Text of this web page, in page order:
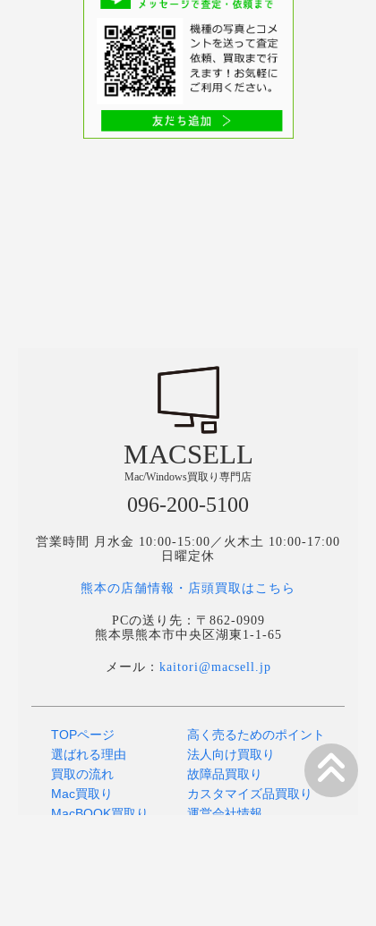
MACSELL
Mac/Windows買取り専門店
096-200-5100
営業時間 月水金 10:00-15:00／火木土 10:00-17:00
日曜定休
熊本の店舗情報・店頭買取はこちら
PCの送り先：〒862-0909
熊本県熊本市中央区湖東1-1-65
メール： kaitori@macsell.jp
TOPページ
選ばれる理由
買取の流れ
Mac買取り
MacBOOK買取り
高く売るためのポイント
法人向け買取り
故障品買取り
カスタマイズ品買取り
運営会社情報